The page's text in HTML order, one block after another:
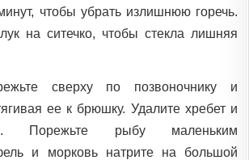
чтобы убрать излишнюю горечь.
на ситечко, чтобы стекла лишняя
сверху по позвоночнику и
ее к брюшку. Удалите хребет и
Порежьте рыбу маленьким
и морковь натрите на большой